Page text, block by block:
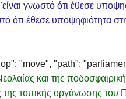
γνωστό ότι έθεσε
ότι έθεσε υποψηφιότητα
"move", "path":
και της
τοπικής οργάνωσης του